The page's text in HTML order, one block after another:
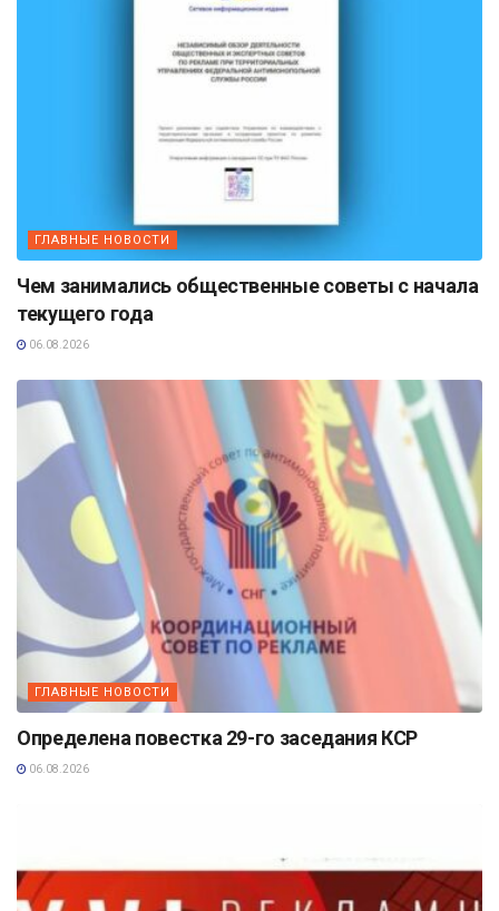
ГЛАВНЫЕ НОВОСТИ
Чем занимались общественные советы с начала
текущего года
06.08.2026
ГЛАВНЫЕ НОВОСТИ
Определена повестка 29-го заседания КСР
06.08.2026